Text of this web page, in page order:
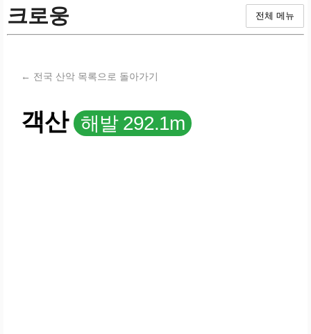
크로웅 전체 메뉴
← 전국 산악 목록으로 돌아가기
객산 해발 292.1m